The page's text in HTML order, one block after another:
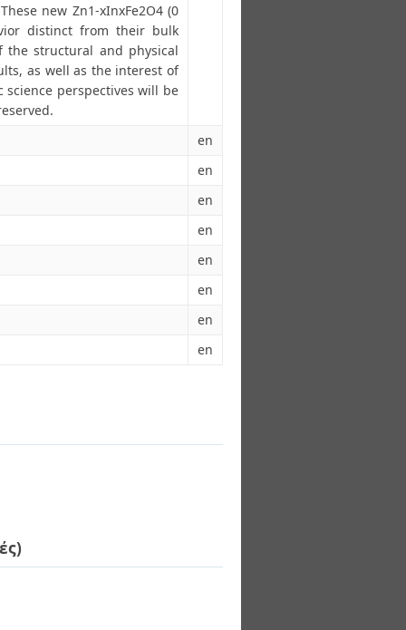
new Zn1-xInxFe2O4 (0
distinct from their bulk
the structural and physical
as well as the interest of
perspectives will be
en
en
en
en
en
en
en
en